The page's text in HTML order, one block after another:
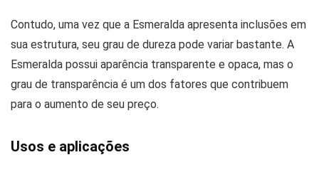
Contudo, uma vez que a Esmeralda apresenta inclusões em
sua estrutura, seu grau de dureza pode variar bastante. A
Esmeralda possui aparência transparente e opaca, mas o
grau de transparência é um dos fatores que contribuem
para o aumento de seu preço.
Usos e aplicações